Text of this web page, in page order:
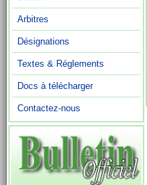
Arbitres
Désignations
Textes & Réglements
Docs à télécharger
Contactez-nous